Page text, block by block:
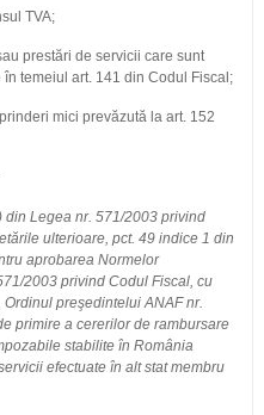
TVA;
prestări de servicii care sunt
temeiul art. 141 din Codul Fiscal;
mici prevăzută la art. 152
Legea nr. 571/2003 privind
ulterioare, pct. 49 indice 1 din
aprobarea Normelor
2003 privind Codul Fiscal, cu
preşedintelui ANAF nr.
primire a cererilor de rambursare
stabilite în România
efectuate în alt stat membru